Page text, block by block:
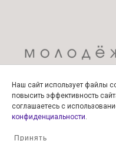
Наш сайт использует файлы
повысить эффективность
соглашаетесь с
конфиденциальности.
Принять